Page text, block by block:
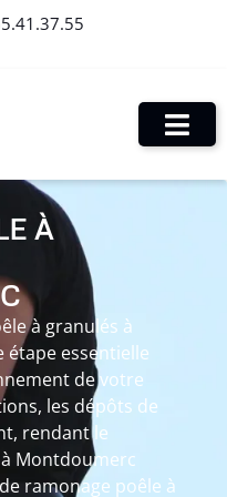
À
à granulés à
essentielle
de votre
les dépôts de
rendant le
Montdoumerc
ramonage poêle à